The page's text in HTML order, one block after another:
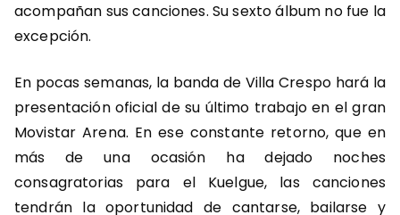
acompañan sus canciones. Su sexto álbum no fue la
excepción.
En pocas semanas, la banda de Villa Crespo hará la
presentación oficial de su último trabajo en el gran
Movistar Arena. En ese constante retorno, que en
más de una ocasión ha dejado noches
consagratorias para el Kuelgue, las canciones
tendrán la oportunidad de cantarse, bailarse y